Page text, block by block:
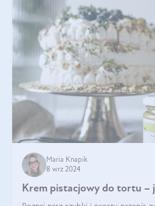
Maria Knapik
8 wrz 2024
Krem pistacjowy do tortu –